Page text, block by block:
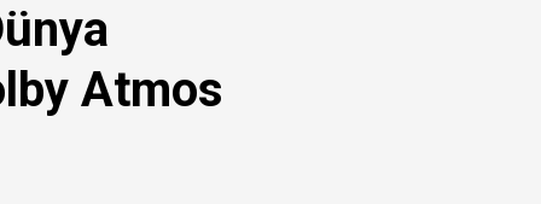
dikkat çekti!
Atmos